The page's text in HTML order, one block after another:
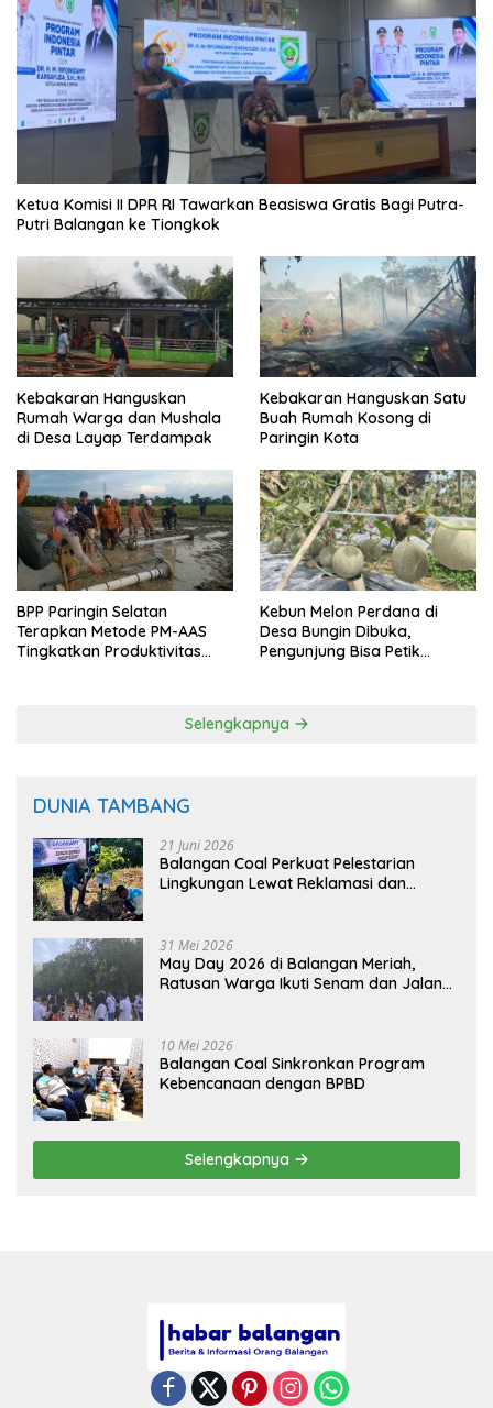
Ketua Komisi II DPR RI Tawarkan Beasiswa Gratis Bagi Putra-
Putri Balangan ke Tiongkok
Kebakaran Hanguskan
Rumah Warga dan Mushala
di Desa Layap Terdampak
Kebakaran Hanguskan Satu
Buah Rumah Kosong di
Paringin Kota
BPP Paringin Selatan
Terapkan Metode PM-AAS
Tingkatkan Produktivitas
Kebun Melon Perdana di
Desa Bungin Dibuka,
Pengunjung Bisa Petik
Selengkapnya
DUNIA TAMBANG
21 Juni 2026
Balangan Coal Perkuat Pelestarian
Lingkungan Lewat Reklamasi dan
31 Mei 2026
May Day 2026 di Balangan Meriah,
Ratusan Warga Ikuti Senam dan Jalan
10 Mei 2026
Balangan Coal Sinkronkan Program
Kebencanaan dengan BPBD
Selengkapnya